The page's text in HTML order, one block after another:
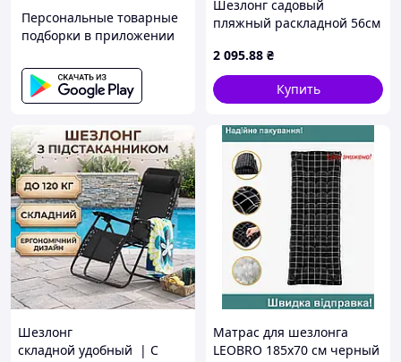
Персональные товарные
подборки в приложении
Шезлонг садовый
пляжный раскладной 56см
Складной лежак /
Раскладной шезлонг с
подголовником
2 095.88 ₴
Купить
Шезлонг
складной удобный | С
Матрас для шезлонга
LEOBRO 185х70 см черный